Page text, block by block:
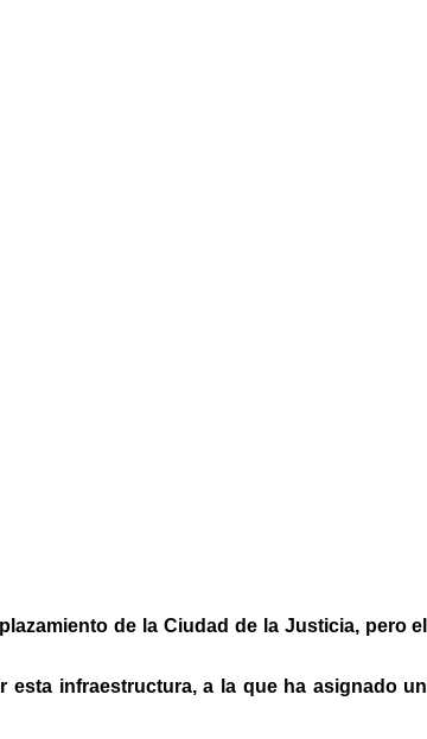
de la Ciudad de la Justicia, pero
infraestructura, a la que ha asignado